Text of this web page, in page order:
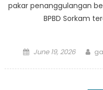
pakar penanggulangan
BPBD Sorkam
Posted
June 19, 2026